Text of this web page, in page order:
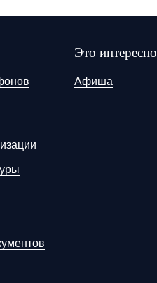
Это интересно
Афиша